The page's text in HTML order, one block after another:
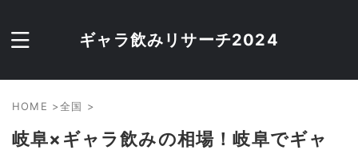
ギャラ飲みリサーチ2024
HOME >全国 >
岐阜×ギャラ飲みの相場！岐阜でギャ